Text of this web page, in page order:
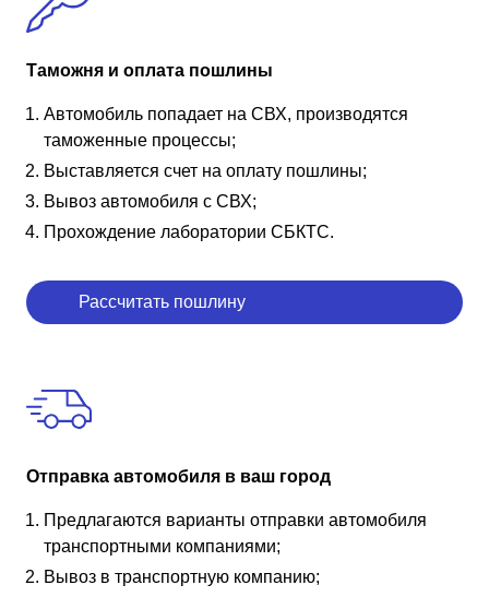
Таможня и оплата пошлины
Автомобиль попадает на СВХ, производятся
таможенные процессы;
Выставляется счет на оплату пошлины;
Вывоз автомобиля с СВХ;
Прохождение лаборатории СБКТС.
Рассчитать пошлину
Отправка автомобиля в ваш город
Предлагаются варианты отправки автомобиля
транспортными компаниями;
Вывоз в транспортную компанию;